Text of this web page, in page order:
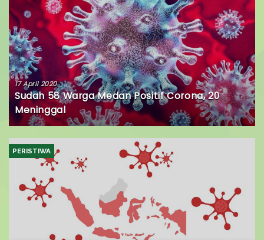
17 April 2020
Sudah 58 Warga Medan Positif Corona, 20
Meninggal
PERISTIWA